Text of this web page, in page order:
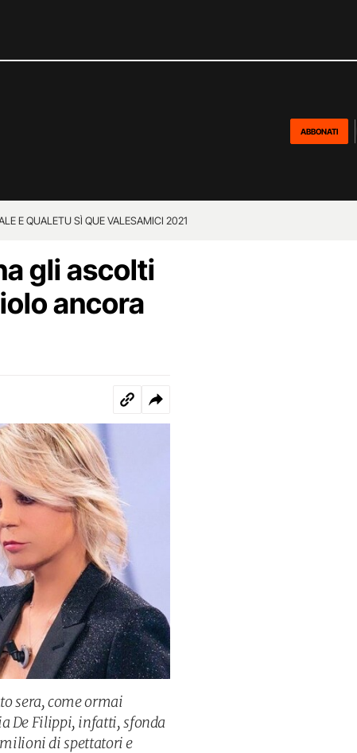
ABBONATI
E QUALETU SÌ QUE VALESAMICI 2021
gli ascolti
ancora
sera, come ormai
De Filippi, infatti, sfonda
di spettatori e